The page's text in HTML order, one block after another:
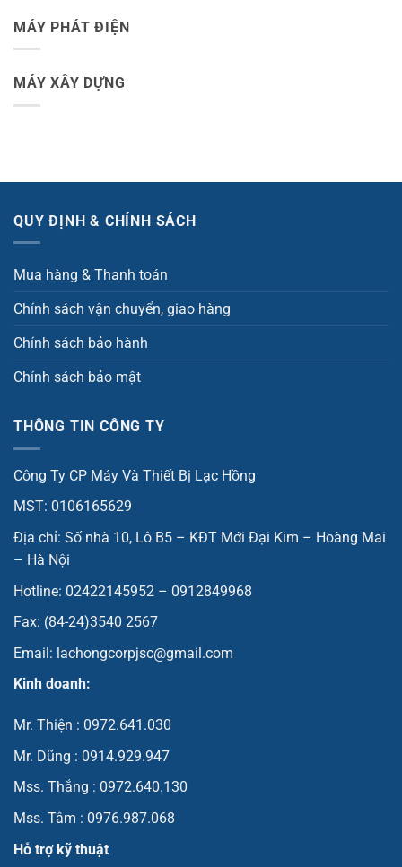
MÁY PHÁT ĐIỆN
MÁY XÂY DỰNG
QUY ĐỊNH & CHÍNH SÁCH
Mua hàng & Thanh toán
Chính sách vận chuyển, giao hàng
Chính sách bảo hành
Chính sách bảo mật
THÔNG TIN CÔNG TY
Công Ty CP Máy Và Thiết Bị Lạc Hồng
MST: 0106165629
Địa chỉ: Số nhà 10, Lô B5 – KĐT Mới Đại Kim – Hoàng Mai
– Hà Nội
Hotline: 02422145952 – 0912849968
Fax: (84-24)3540 2567
Email: lachongcorpjsc@gmail.com
Kinh doanh:
Mr. Thiện : 0972.641.030
Mr. Dũng : 0914.929.947
Mss. Thắng : 0972.640.130
Mss. Tâm : 0976.987.068
Hỗ trợ kỹ thuật